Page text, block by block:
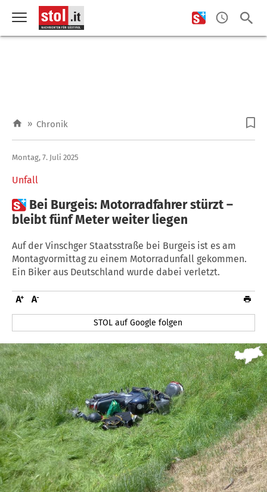
» Chronik
Unfall
Montag, 7. Juli 2025
 Bei Burgeis: Motorradfahrer stürzt –
bleibt fünf Meter weiter liegen
Auf der Vinschger Staatsstraße bei Burgeis ist es am
Montagvormittag zu einem Motorradunfall gekommen.
Ein Biker aus Deutschland wurde dabei verletzt.
STOL auf Google folgen